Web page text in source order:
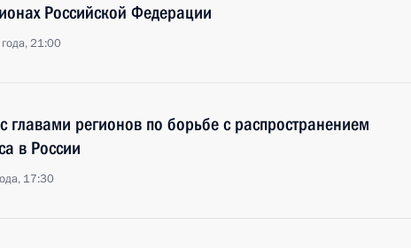
Российской Федерации
21:00
главами регионов по борьбе с распространением
в России
17:30